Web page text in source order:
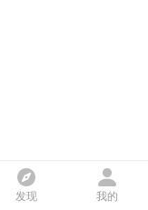
发现 我的